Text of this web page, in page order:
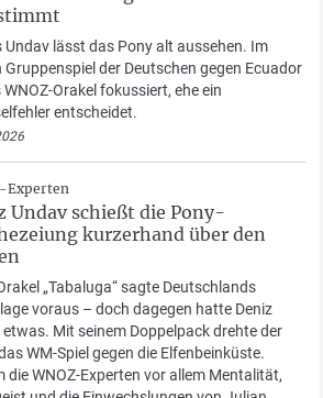
Undav lässt das Pony alt aussehen. Im
Gruppenspiel der Deutschen gegen Ecuador
WNOZ-Orakel fokussiert, ehe ein
entscheidet.
Experten
Undav schießt die Pony-
kurzerhand über den
„Tabaluga“ sagte Deutschlands
voraus – doch dagegen hatte Deniz
etwas. Mit seinem Doppelpack drehte der
WM-Spiel gegen die Elfenbeinküste.
die WNOZ-Experten vor allem Mentalität,